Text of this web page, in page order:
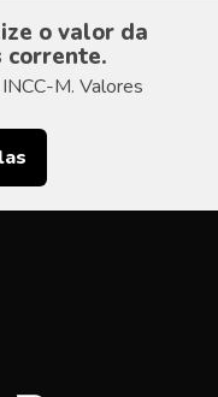
o valor da
corrente.
M. Valores